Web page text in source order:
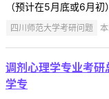
（预计在5月底或6月初
四川师范大学考研问题
调剂心理学专业考
学专